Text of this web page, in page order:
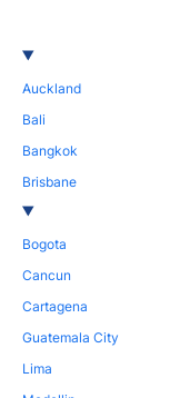
Auckland
Bali
Bangkok
Brisbane
Bogota
Cancun
Cartagena
Guatemala City
Lima